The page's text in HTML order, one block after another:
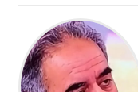
الملكية العقارية
حرص مجلس النواب